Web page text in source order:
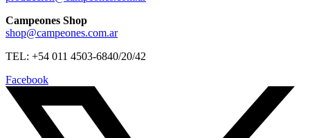
Campeones Shop
shop@campeones.com.ar
TEL: +54 011 4503-6840/20/42
Facebook